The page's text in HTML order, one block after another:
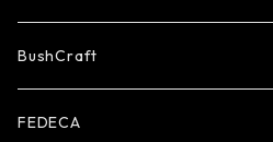
BushCraft
FEDECA